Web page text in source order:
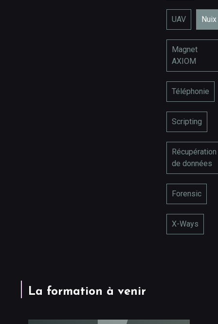
UAV Nuix
Magnet
AXIOM
Téléphonie
Scripting
Récupération
de données
Forensic
X-Ways
La formation à venir